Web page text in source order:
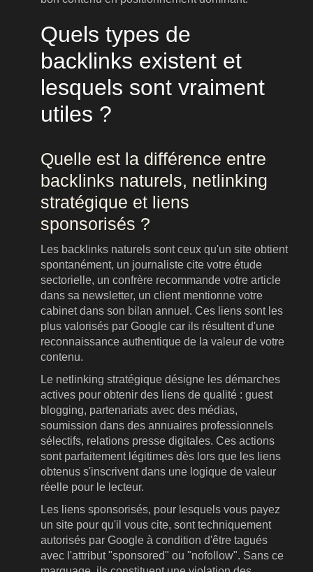
Quels types de
backlinks existent et
lesquels sont vraiment
utiles ?
Quelle est la différence entre
backlinks naturels, netlinking
stratégique et liens
sponsorisés ?
Les backlinks naturels sont ceux qu'un site obtient
spontanément, un journaliste cite votre étude
sectorielle, un confrère recommande votre article
dans sa newsletter, un client mentionne votre
cabinet dans son bilan annuel. Ces liens sont les
plus valorisés par Google car ils résultent d'une
reconnaissance authentique de la valeur de votre
contenu.
Le netlinking stratégique désigne les démarches
actives pour obtenir des liens de qualité : guest
blogging, partenariats avec des médias,
soumission dans des annuaires professionnels
sélectifs, relations presse digitales. Ces actions
sont parfaitement légitimes dès lors que les liens
obtenus s'inscrivent dans une logique de valeur
réelle pour le lecteur.
Les liens sponsorisés, pour lesquels vous payez
un site pour qu'il vous cite, sont techniquement
autorisés par Google à condition d'être tagués
avec l'attribut "sponsored" ou "nofollow". Sans ce